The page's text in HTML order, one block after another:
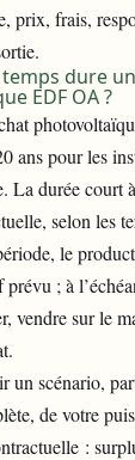
prix, frais,
dure
EDF OA ?
ans pour les
La durée court
selon les
le
; à
vendre sur le
un scénario,
de votre
: